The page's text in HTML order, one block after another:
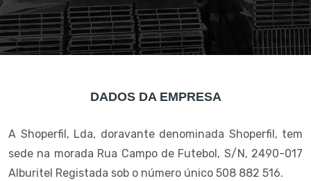
DADOS DA EMPRESA
A Shoperfil, Lda, doravante denominada Shoperfil, tem
sede na morada Rua Campo de Futebol, S/N, 2490-017
Alburitel Registada sob o número único 508 882 516.